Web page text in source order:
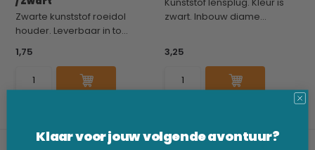
Zwarte kunststof roeidol
houder. Leverbaar in to...
1,75
zwart. Inbouw diame...
3,25
Klaar voor jouw volgende avontuur?